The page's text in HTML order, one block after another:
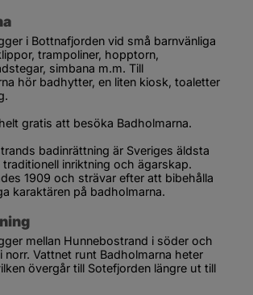
i Bottnafjorden vid små barnvänliga
trampoliner, hopptorn,
simbana m.m. Till
hör badhytter, en liten kiosk, toaletter
gratis att besöka Badholmarna.
badinrättning är Sveriges äldsta
traditionell inriktning och ägarskap.
1909 och strävar efter att bibehålla
karaktären på badholmarna.
mellan Hunnebostrand i söder och
norr. Vattnet runt Badholmarna heter
övergår till Sotefjorden längre ut till